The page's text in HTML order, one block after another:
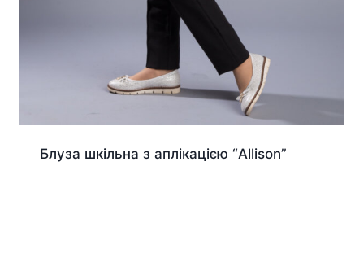
Блуза шкільна з аплікацією “Allison”